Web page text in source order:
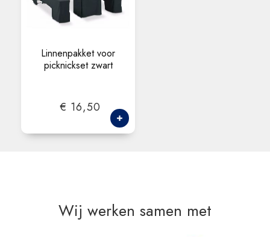
Linnenpakket voor
picknickset zwart
€ 16,50
Wij werken samen met